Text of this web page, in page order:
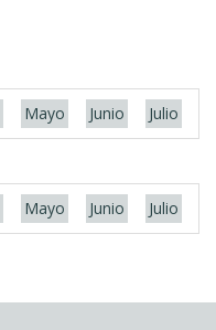
Mayo Junio Julio
Mayo Junio Julio